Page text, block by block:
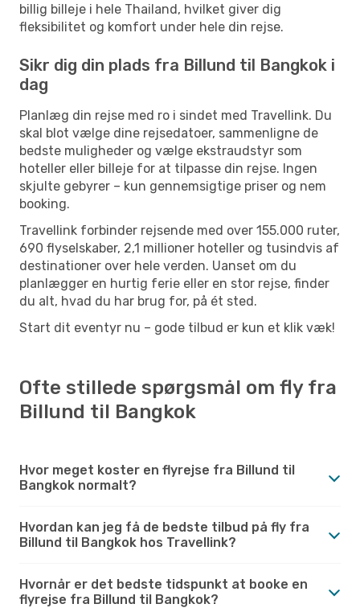
billig billeje i hele Thailand, hvilket giver dig
fleksibilitet og komfort under hele din rejse.
Sikr dig din plads fra Billund til Bangkok i
dag
Planlæg din rejse med ro i sindet med Travellink. Du
skal blot vælge dine rejsedatoer, sammenligne de
bedste muligheder og vælge ekstraudstyr som
hoteller eller billeje for at tilpasse din rejse. Ingen
skjulte gebyrer – kun gennemsigtige priser og nem
booking.
Travellink forbinder rejsende med over 155.000 ruter,
690 flyselskaber, 2,1 millioner hoteller og tusindvis af
destinationer over hele verden. Uanset om du
planlægger en hurtig ferie eller en stor rejse, finder
du alt, hvad du har brug for, på ét sted.
Start dit eventyr nu – gode tilbud er kun et klik væk!
Ofte stillede spørgsmål om fly fra
Billund til Bangkok
Hvor meget koster en flyrejse fra Billund til
Bangkok normalt?
Hvordan kan jeg få de bedste tilbud på fly fra
Billund til Bangkok hos Travellink?
Hvornår er det bedste tidspunkt at booke en
flyrejse fra Billund til Bangkok?